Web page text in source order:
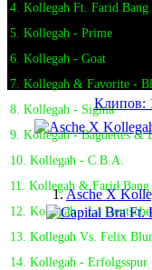
4. Kollegah Ft. Farid
5. Kollegah - Prime
6. Kollegah - Goat
7. Kollegah & Favorite -
8. Kollegah - Sigma
9. Kollegah - Baguettes &
10. Kollegah - C.B.A.
11. Kollegah & Farid
12. Kollegah - La
13. Kollegah Vs. Felix
14. Kollegah - Erfolgsspur
Клипов:
1.Asche X